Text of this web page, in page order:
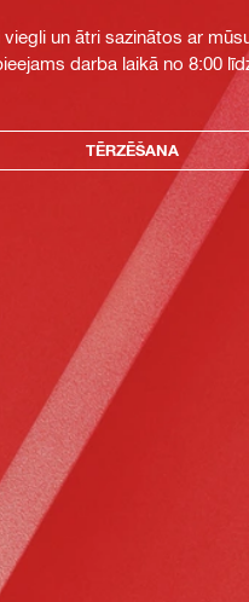
un ātri sazinātos ar
darba laikā no 8:00
TĒRZĒŠANA